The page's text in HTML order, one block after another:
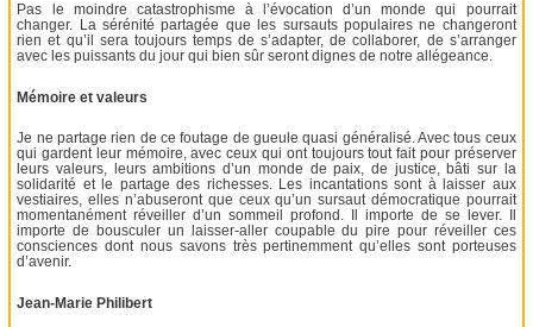
Pas le moindre catastrophisme à l’évocation d’un monde qui pourrait
changer. La sérénité partagée que les sursauts populaires ne changeront
rien et qu’il sera toujours temps de s’adapter, de collaborer, de s’arranger
avec les puissants du jour qui bien sûr seront dignes de notre allégeance.
Mémoire et valeurs
Je ne partage rien de ce foutage de gueule quasi généralisé. Avec tous ceux
qui gardent leur mémoire, avec ceux qui ont toujours tout fait pour préserver
leurs valeurs, leurs ambitions d’un monde de paix, de justice, bâti sur la
solidarité et le partage des richesses. Les incantations sont à laisser aux
vestiaires, elles n’abuseront que ceux qu’un sursaut démocratique pourrait
momentanément réveiller d’un sommeil profond. Il importe de se lever. Il
importe de bousculer un laisser-aller coupable du pire pour réveiller ces
consciences dont nous savons très pertinemment qu’elles sont porteuses
d’avenir.
Jean-Marie Philibert